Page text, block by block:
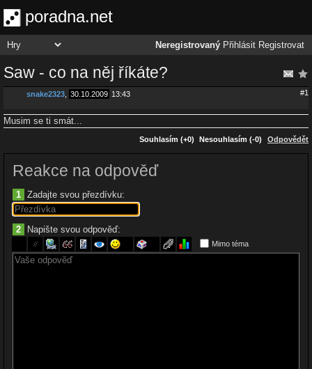
poradna.net
Neregistrovaný Přihlásit Registrovat
Saw - co na něj říkáte?
snake2323 30.10.2009 13:43 #1
Musim se ti smát...
Souhlasím (+0) Nesouhlasím (-0) Odpovědět
Reakce na odpověď
1 Zadajte svou přezdívku:
2 Napište svou odpověď:
Mimo téma